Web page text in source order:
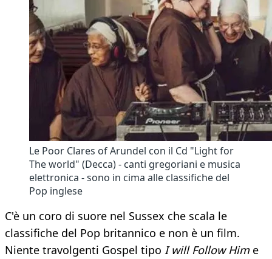
Le Poor Clares of Arundel con il Cd "Light for
The world" (Decca) - canti gregoriani e musica
elettronica - sono in cima alle classifiche del
Pop inglese
C'è un coro di suore nel Sussex che scala le
classifiche del Pop britannico e non è un film.
Niente travolgenti Gospel tipo I will Follow Hime